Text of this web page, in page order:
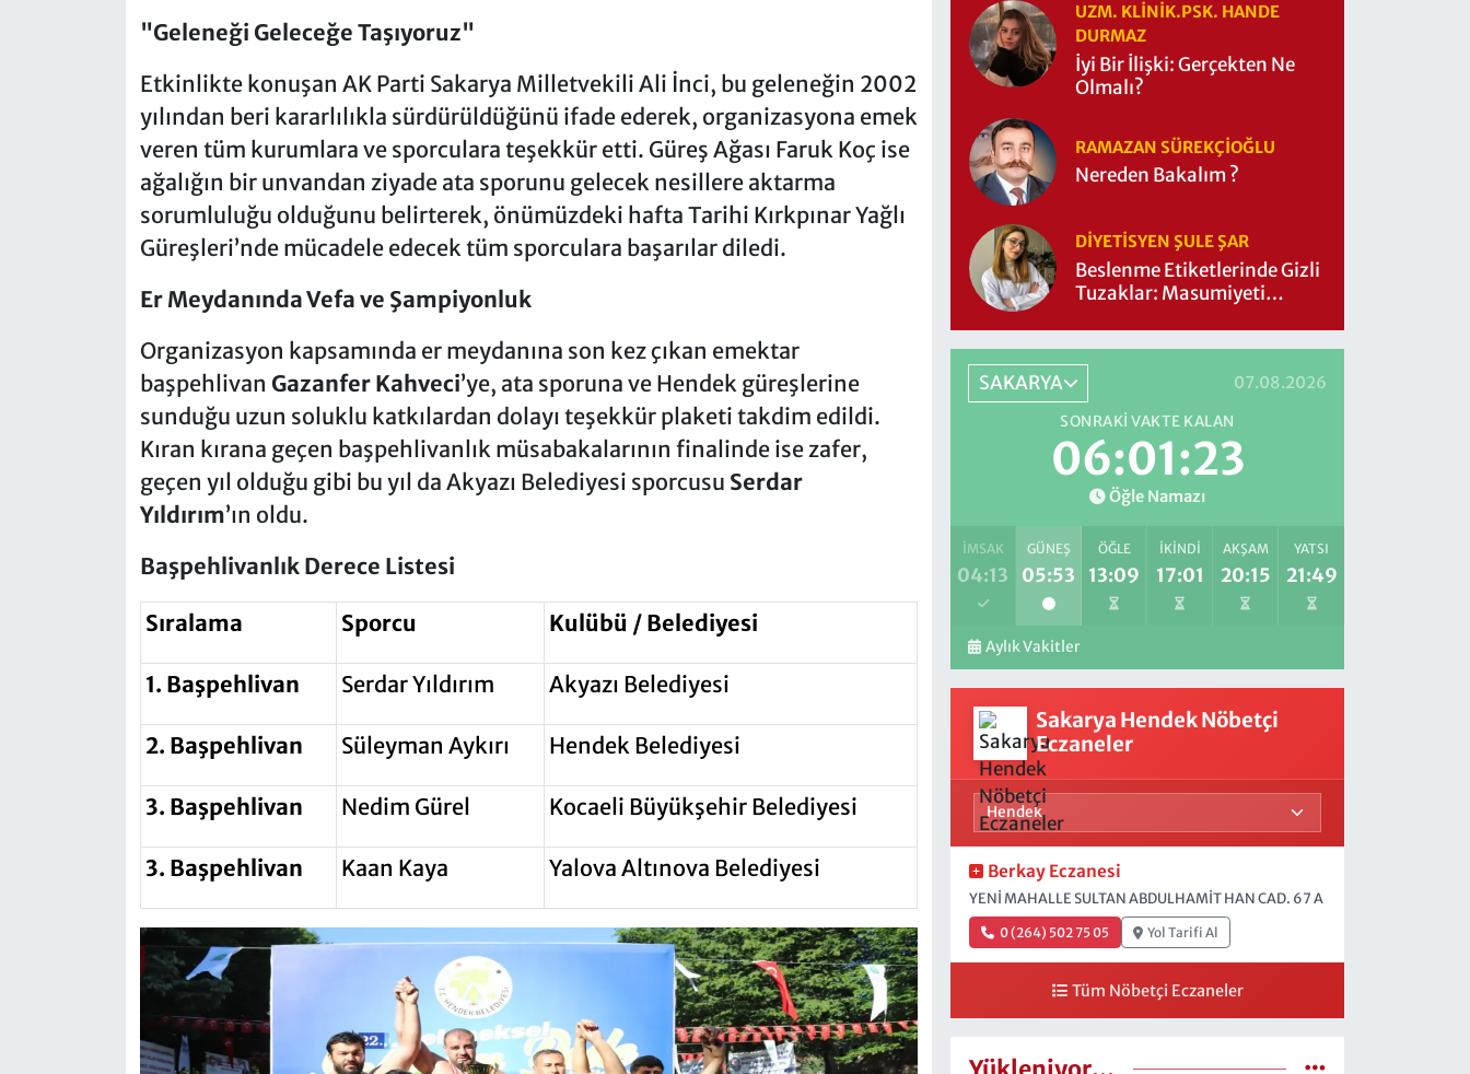
"Geleneği Geleceğe Taşıyoruz"
Etkinlikte konuşan AK Parti Sakarya Milletvekili Ali İnci, bu geleneğin 2002
yılından beri kararlılıkla sürdürüldüğünü ifade ederek, organizasyona emek
veren tüm kurumlara ve sporculara teşekkür etti. Güreş Ağası Faruk Koç ise
ağalığın bir unvandan ziyade ata sporunu gelecek nesillere aktarma
sorumluluğu olduğunu belirterek, önümüzdeki hafta Tarihi Kırkpınar Yağlı
Güreşleri’nde mücadele edecek tüm sporculara başarılar diledi.
Er Meydanında Vefa ve Şampiyonluk
Organizasyon kapsamında er meydanına son kez çıkan emektar
başpehlivan Gazanfer Kahveci’ye, ata sporuna ve Hendek güreşlerine
sunduğu uzun soluklu katkılardan dolayı teşekkür plaketi takdim edildi.
Kıran kırana geçen başpehlivanlık müsabakalarının finalinde ise zafer,
geçen yıl olduğu gibi bu yıl da Akyazı Belediyesi sporcusu Serdar
Yıldırım’ın oldu.
Başpehlivanlık Derece Listesi
Sıralama Sporcu Kulübü / Belediyesi
1. Başpehlivan Serdar Yıldırım Akyazı Belediyesi
2. Başpehlivan Süleyman Aykırı Hendek Belediyesi
3. Başpehlivan Nedim Gürel Kocaeli Büyükşehir Belediyesi
3. Başpehlivan Kaan Kaya Yalova Altınova Belediyesi
UZM. KLINIK.PSK. HANDE
DURMAZ
İyi Bir İlişki: Gerçekten Ne
Olmalı?
RAMAZAN SÜREKÇIOĞLU
Nereden Bakalım ?
DIYETISYEN ŞULE ŞAR
Beslenme Etiketlerinde Gizli
Tuzaklar: Masumiyeti
SAKARYA 07.08.2026
SONRAKI VAKTE KALAN
06:01:21
Öğle Namazı
İMSAK
04:13
GÜNEŞ
05:53
ÖĞLE
13:09
İKINDI
17:01
AKŞAM
20:15
YATSI
21:49
Aylık Vakitler
Sakarya Hendek Nöbetçi
Eczaneler
Berkay Eczanesi
YENİ MAHALLE SULTAN ABDULHAMİT HAN CAD. 67 A
0 (264) 502 75 05 Yol Tarifi Al
Tüm Nöbetçi Eczaneler